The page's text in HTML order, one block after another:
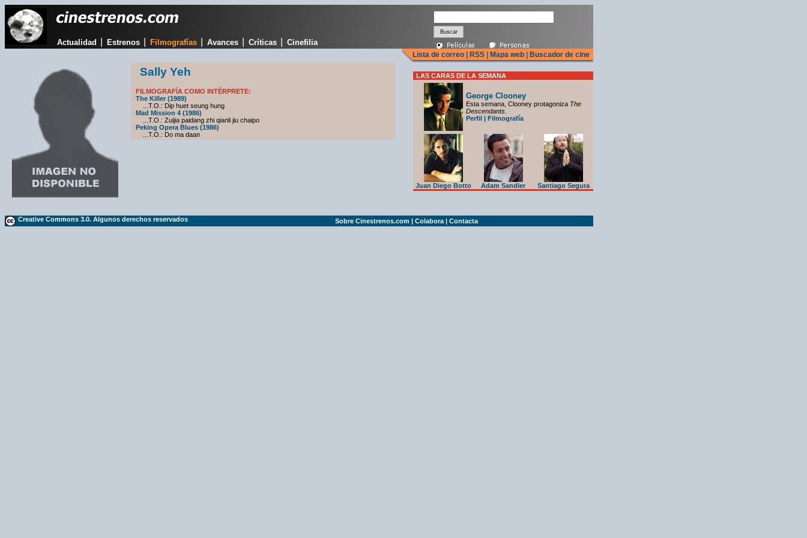
Actualidad Estrenos Filmografías Avances Críticas Cinefilia
Lista de correo RSS Mapa web Buscador de cine
Sally Yeh
FILMOGRAFÍA COMO INTÉRPRETE:
The Killer (1989)
...T.O.: Dip huet seung hung
Mad Mission 4 (1986)
...T.O.: Zuijia paidang zhi qianli jiu chaipo
Peking Opera Blues (1986)
...T.O.: Do ma daan
LAS CARAS DE LA SEMANA
George Clooney
Esta semana, Clooney protagoniza The
Descendants
Perfil | Filmografía
Juan Diego Botto Adam Sandler Santiago Segura
Creative Commons 3.0. Algunos derechos reservados Sobre Cinestrenos.com | Colabora | Contacta